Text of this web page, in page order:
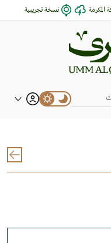
المكرمة نسخة تجريبية